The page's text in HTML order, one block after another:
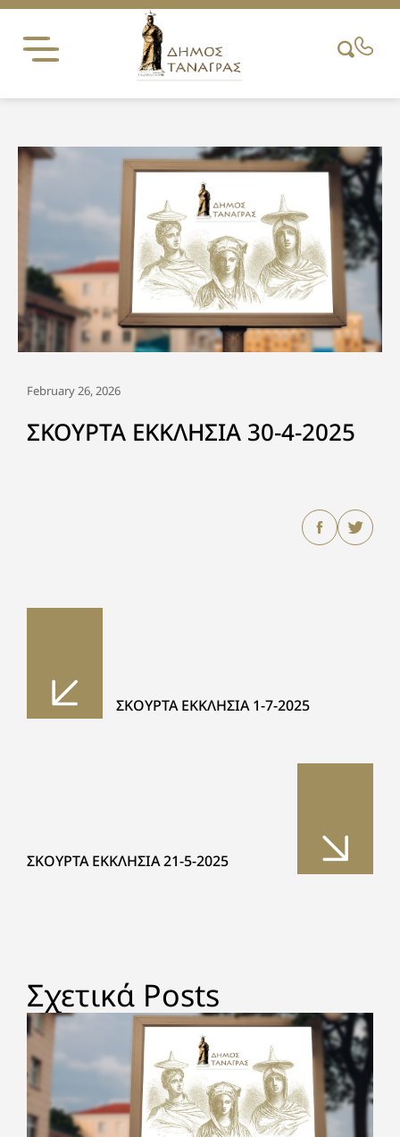
Skip
content
February 26, 2026
ΣΚΟΥΡΤΑ ΕΚΚΛΗΣΙΑ 30-4-2025
ΣΚΟΥΡΤΑ ΕΚΚΛΗΣΙΑ 1-7-2025
ΣΚΟΥΡΤΑ ΕΚΚΛΗΣΙΑ 21-5-2025
Σχετικά Posts